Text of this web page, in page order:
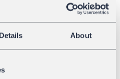
Details About
naprzeciw różnym
w pierwszym kwartale
przechodzą także